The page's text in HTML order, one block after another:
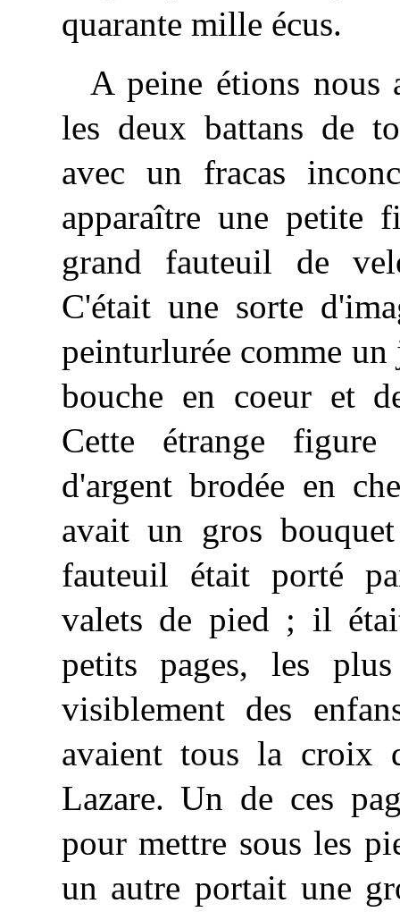
quarante mille écus.
A peine étions nous
les deux battans de
avec un fracas
apparaître une petite
grand fauteuil de
C'était une sorte
peinturlurée comme
bouche en coeur et
Cette étrange
d'argent brodée en
avait un gros
fauteuil étaitporté
valets de pied ; il
petits pages, les
visiblement des
avaient tous la croix
Lazare. Un de ces
pour mettre sous les
un autre portait une